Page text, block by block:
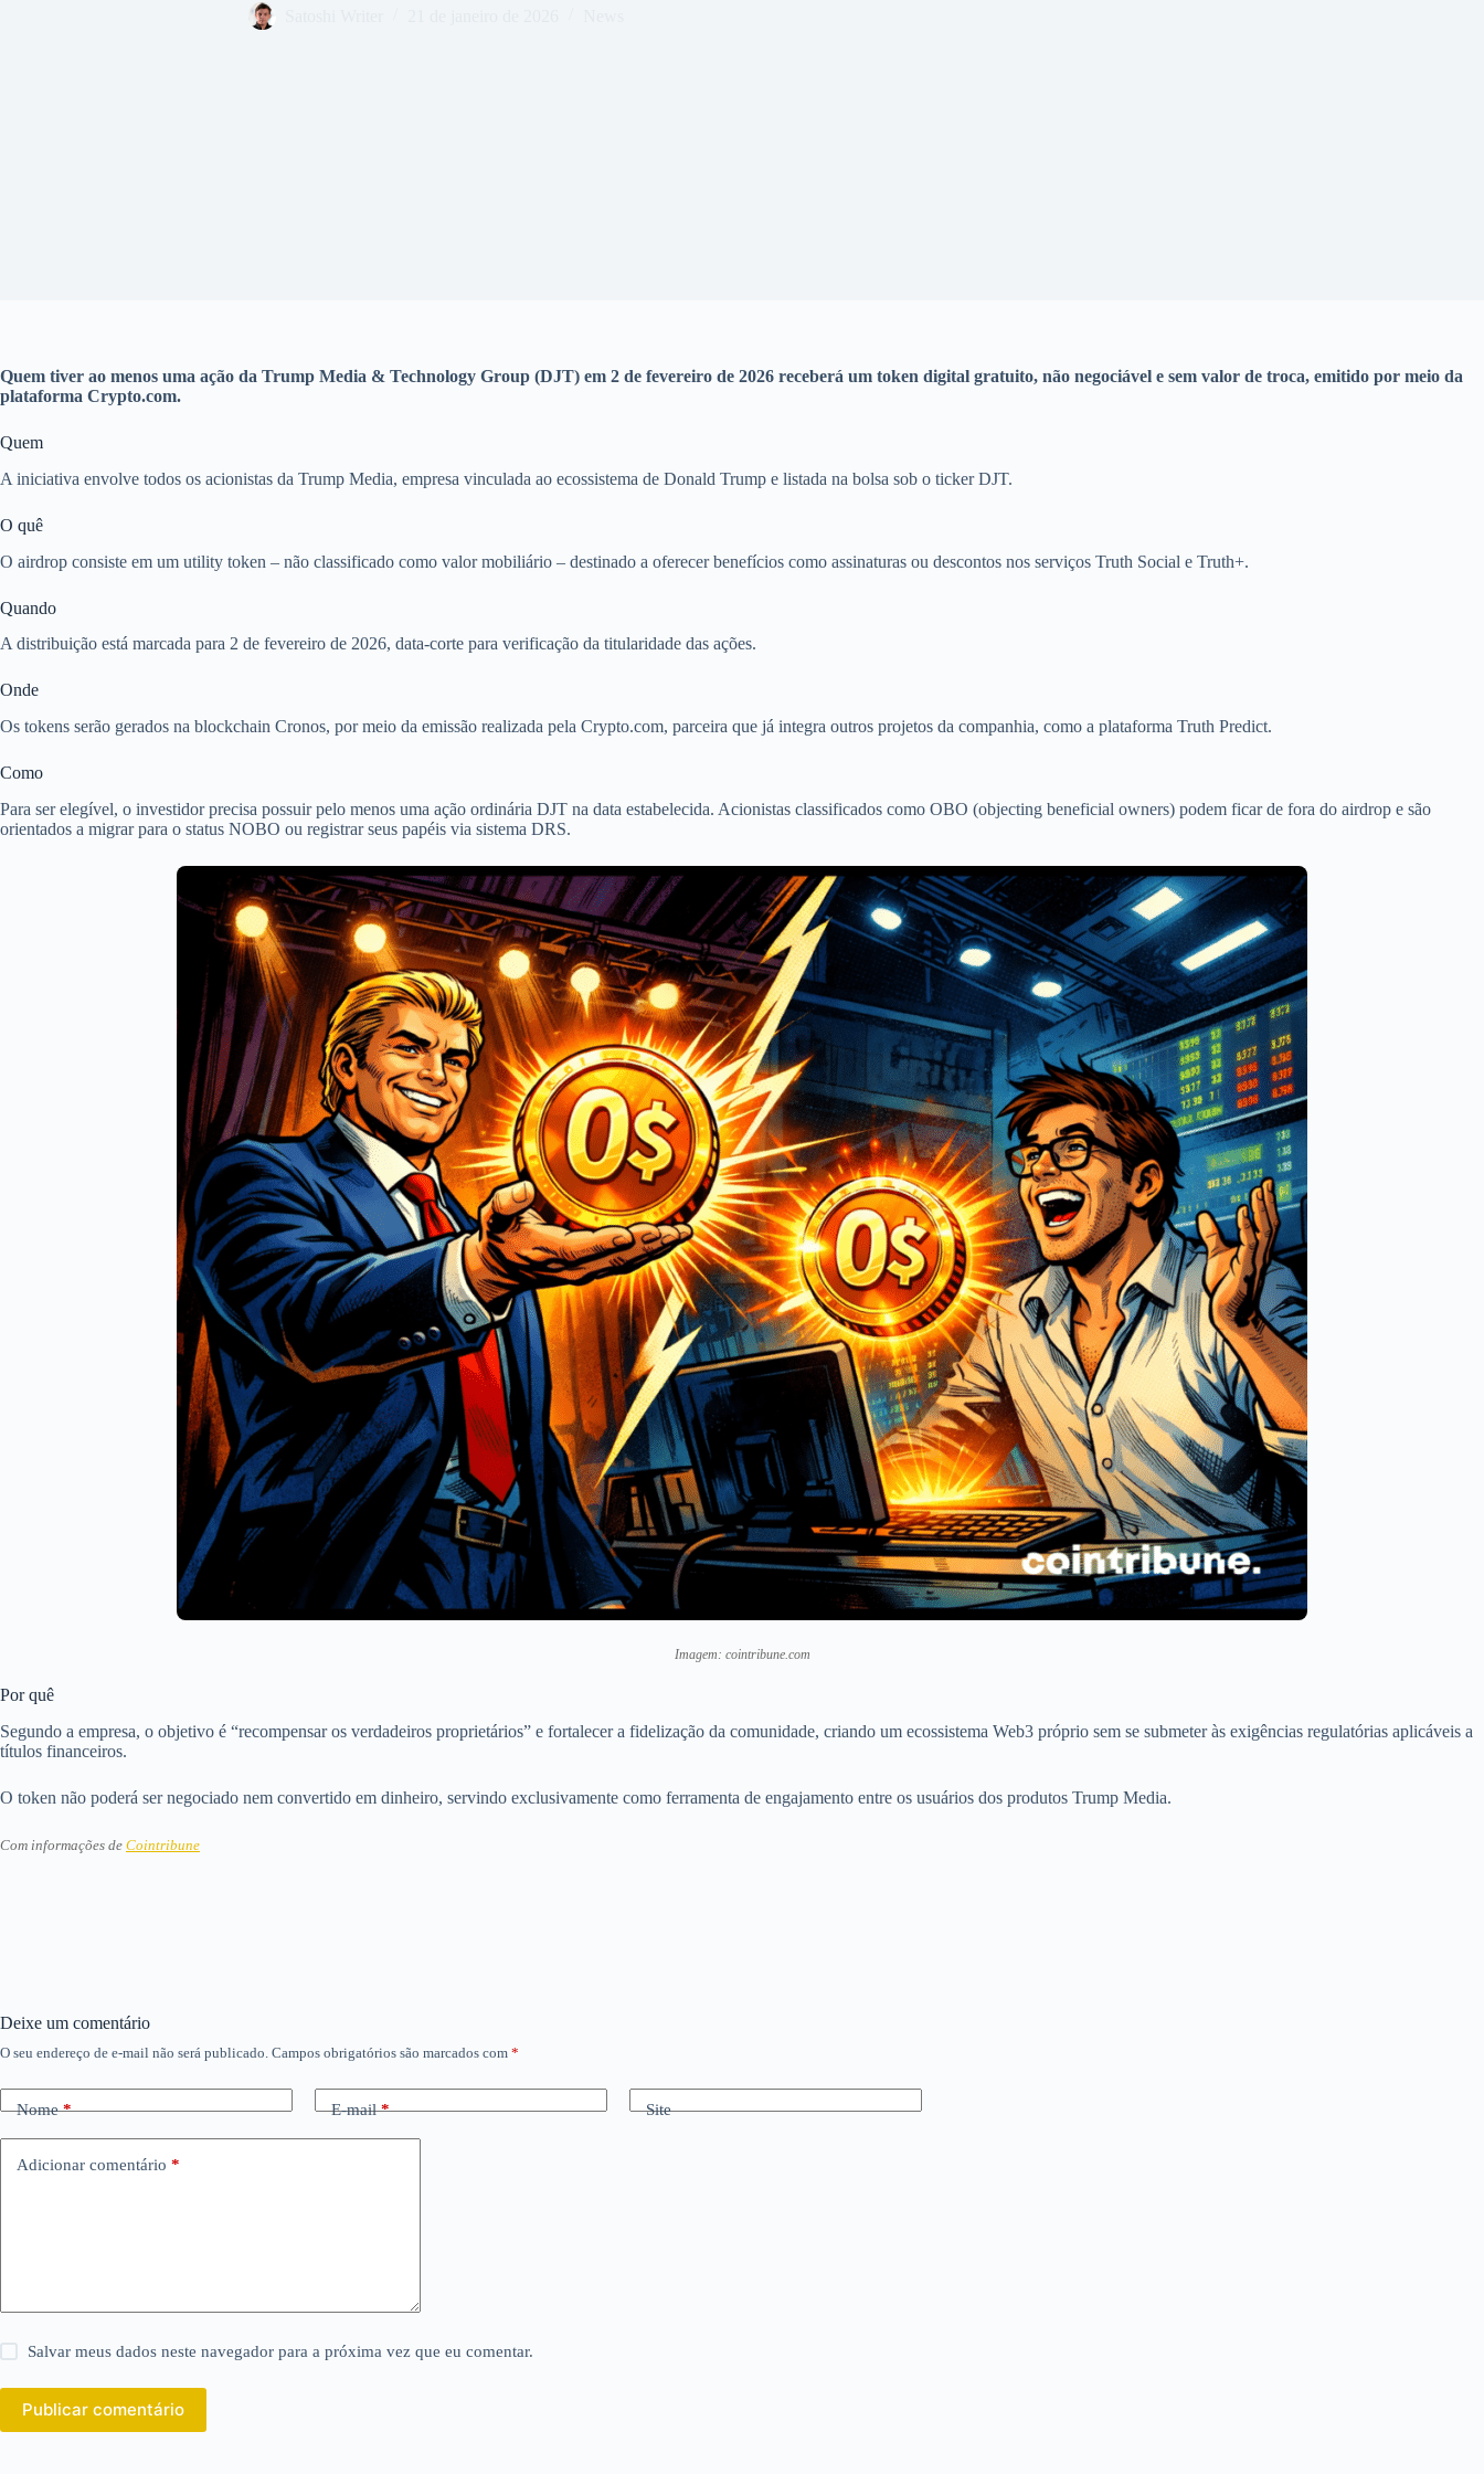
Quem tiver ao menos uma ação da Trump Media & Technology Group (DJT) em 2 de fevereiro de 2026 receberá um token digital gratuito, não negociável e sem valor de troca, emitido por meio da
plataforma Crypto.com.
Quem
A iniciativa envolve todos os acionistas da Trump Media, empresa vinculada ao ecossistema de Donald Trump e listada na bolsa sob o ticker DJT.
O quê
O airdrop consiste em um utility token – não classificado como valor mobiliário – destinado a oferecer benefícios como assinaturas ou descontos nos serviços Truth Social e Truth+.
Quando
A distribuição está marcada para 2 de fevereiro de 2026, data-corte para verificação da titularidade das ações.
Onde
Os tokens serão gerados na blockchain Cronos, por meio da emissão realizada pela Crypto.com, parceira que já integra outros projetos da companhia, como a plataforma Truth Predict.
Como
Para ser elegível, o investidor precisa possuir pelo menos uma ação ordinária DJT na data estabelecida. Acionistas classificados como OBO (objecting beneficial owners) podem ficar de fora do airdrop e são
orientados a migrar para o status NOBO ou registrar seus papéis via sistema DRS.
Imagem: cointribune.com
Por quê
Segundo a empresa, o objetivo é “recompensar os verdadeiros proprietários” e fortalecer a fidelização da comunidade, criando um ecossistema Web3 próprio sem se submeter às exigências regulatórias aplicáveis a
títulos financeiros.
O token não poderá ser negociado nem convertido em dinheiro, servindo exclusivamente como ferramenta de engajamento entre os usuários dos produtos Trump Media.
Com informações de Cointribune
Deixe um comentário
O seu endereço de e-mail não será publicado. Campos obrigatórios são marcados com *
Nome* E-mail* Site
Adicionar comentário *
Salvar meus dados neste navegador para a próxima vez que eu comentar.
Publicar comentário